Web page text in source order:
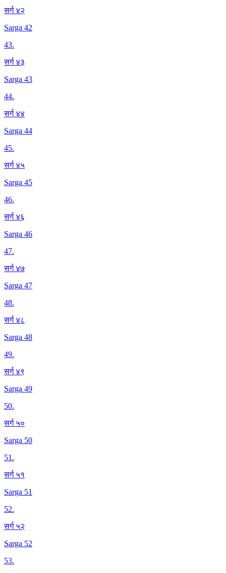
सर्ग ४२
Sarga 42
43.
सर्ग ४३
Sarga 43
44.
सर्ग ४४
Sarga 44
45.
सर्ग ४५
Sarga 45
46.
सर्ग ४६
Sarga 46
47.
सर्ग ४७
Sarga 47
48.
सर्ग ४८
Sarga 48
49.
सर्ग ४९
Sarga 49
50.
सर्ग ५०
Sarga 50
51.
सर्ग ५१
Sarga 51
52.
सर्ग ५२
Sarga 52
53.